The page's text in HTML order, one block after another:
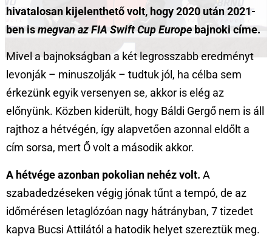
hivatalosan kijelenthető volt, hogy 2020 után 2021-
ben ismegvan az FIA Swift Cup Europebajnoki címe.
Mivel a bajnokságban a két legrosszabb eredményt
levonják – minuszolják – tudtuk jól, ha célba sem
érkezünk egyik versenyen se, akkor is elég az
előnyünk. Közben kiderült, hogy Báldi Gergő nem is áll
rajthoz a hétvégén, így alapvetően azonnal eldőlt a
cím sorsa, mert Ő volt a második akkor.
A hétvége azonban pokolian nehéz volt. A
szabadedzéseken végig jónak tűnt a tempó, de az
időmérésen letaglózóan nagy hátrányban, 7 tizedet
kapva Bucsi Attilától a hatodik helyet szereztük meg.